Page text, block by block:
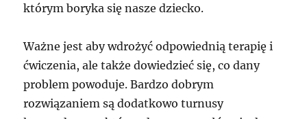
którym boryka się nasze dziecko.
Ważne jest aby wdrożyć odpowiednią terapię i
ćwiczenia, ale także dowiedzieć się, co dany
problem powoduje. Bardzo dobrym
rozwiązaniem są dodatkowo turnusy